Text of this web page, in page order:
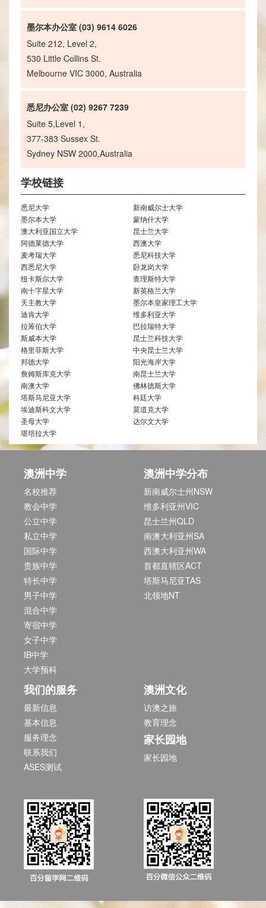
墨尔本办公室 (03) 9614 6026
Suite 212, Level 2,
530 Little Collins St.
Melbourne VIC 3000, Australia
悉尼办公室 (02) 9267 7239
Suite 5,Level 1,
377-383 Sussex St.
Sydney NSW 2000,Australia
学校链接
悉尼大学
新南威尔士大学
墨尔本大学
蒙纳什大学
澳大利亚国立大学
昆士兰大学
阿德莱德大学
西澳大学
麦考瑞大学
悉尼科技大学
西悉尼大学
卧龙岗大学
纽卡斯尔大学
查理斯特大学
南十字星大学
新英格兰大学
天主教大学
墨尔本皇家理工大学
迪肯大学
维多利亚大学
拉筹伯大学
巴拉瑞特大学
斯威本大学
昆士兰科技大学
格里菲斯大学
中央昆士兰大学
邦德大学
阳光海岸大学
詹姆斯库克大学
南昆士兰大学
南澳大学
佛林德斯大学
塔斯马尼亚大学
科廷大学
埃迪斯科文大学
莫道克大学
圣母大学
达尔文大学
堪培拉大学
澳洲中学
名校推荐
教会中学
公立中学
私立中学
国际中学
贵族中学
特长中学
男子中学
混合中学
寄宿中学
女子中学
IB中学
大学预科
澳洲中学分布
新南威尔士州NSW
维多利亚州VIC
昆士兰州QLD
南澳大利亚州SA
西澳大利亚州WA
首都直辖区ACT
塔斯马尼亚TAS
北领地NT
我们的服务
最新信息
基本信息
服务理念
联系我们
ASES测试
澳洲文化
访澳之旅
教育理念
家长园地
家长园地